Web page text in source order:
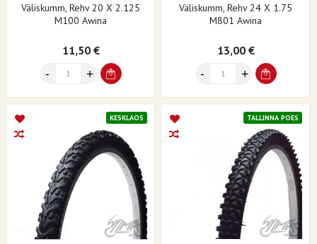
Väliskumm, Rehv 20 X 2.125
M100 Awina
11,50 €
Väliskumm, Rehv 24 X 1.75
M801 Awina
13,00 €
KESKLAOS TALLINNA POES